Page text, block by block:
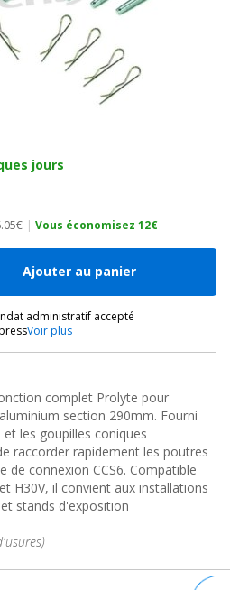
jours
| Vous économisez 12€
Ajouter au panier
administratif accepté
Voir plus
complet Prolyte pour
section 290mm. Fourni
les goupilles coniques
raccorder rapidement les poutres
de connexion CCS6. Compatible
H30V, il convient aux installations
stands d'exposition